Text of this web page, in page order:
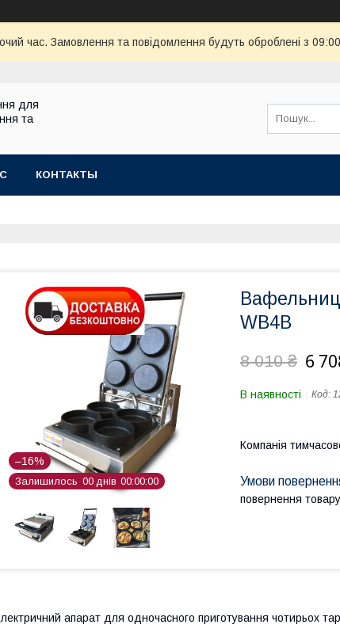
час. Замовлення та повідомлення будуть оброблені з
для
та
КОНТАКТЫ
–16%
Залишилось 00 днів 00 00 00
WB4B
8 010 ₴ 6
В наявності Код:
Компанія
повернення
апарат для одночасного приготування чотирьох